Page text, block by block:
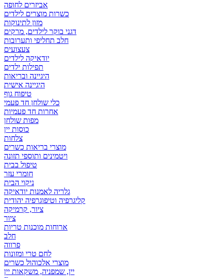
אביזרים לחופה
כשרות מוצרים לילדים
מזון לתינוקות
דגני בוקר לילדים, מרקים
חלב תחליפי ותערובות
צעצועים
יודאיקה לילדים
תפילות ילדים
היגיינה ובריאות
היגיינה אישית
טיפוח גוף
כלי שולחן חד פעמי
אחרות חד פעמיות
מפות שולחן
כוסות יין
צלחות
מוצרי בריאות כשרים
ויטמינים ותוספי תזונה
טיפול בבית
חומרי עזר
ניקוי הבית
גלריה לאמנות יודאיקה
קליגרפיה וטיפוגרפיה יהודית
ציור, קרמיקה
ציור
ארוחות מוכנות טריות
חלב
פרווה
לחם טרי ומזונות
מוצרי אלכוהול כשרים
יין, שמפניה, משקאות יין